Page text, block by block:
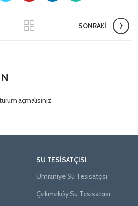
SONRAKI
açmalısınız.
SU TESISATÇISI
Ümraniye Su Tesisatçısı
Çekmeköy Su Tesisatçısı